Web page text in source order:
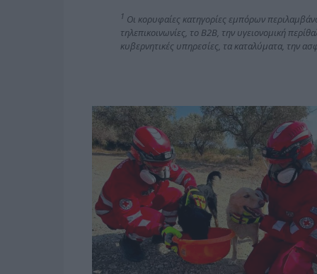
1 Οι κορυφαίες κατηγορίες εμπόρων
τηλεπικοινωνίες, το B2B, την υγειονομική
κυβερνητικές υπηρεσίες, τα καταλύματα, την